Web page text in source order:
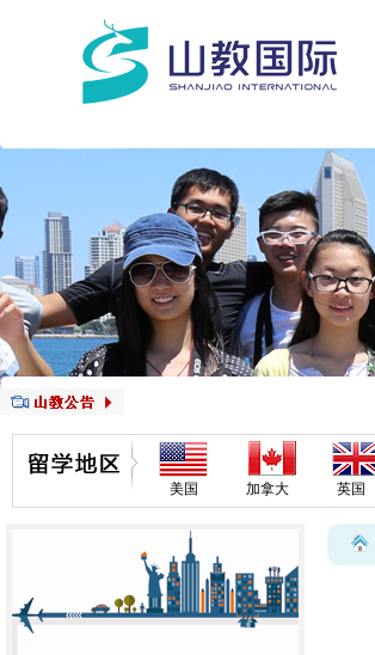
美国 加拿大 英国